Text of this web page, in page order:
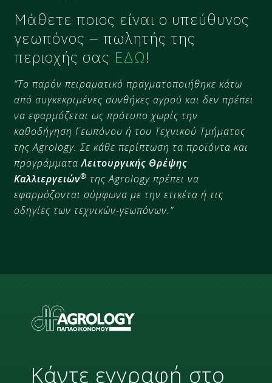
Μάθετε ποιος είναι ο υπεύθυνος
γεωπόνος – πωλητής της
περιοχής σας ΕΔΩ!
“Το παρόν πειραματικό πραγματοποιήθηκε κάτω
από συγκεκριμένες συνθήκες αγρού και δεν πρέπει
να εφαρμόζεται ως πρότυπο χωρίς την
καθοδήγηση Γεωπόνου ή του Τεχνικού Τμήματος
της Agrology. Σε κάθε περίπτωση τα προϊόντα και
προγράμματαΛειτουργικής Θρέψης
Καλλιεργειών® της Agrology πρέπει να
εφαρμόζονται σύμφωνα με την ετικέτα ή τις
οδηγίες των τεχνικών-γεωπόνων.”
Κάντε εγγραφή στο